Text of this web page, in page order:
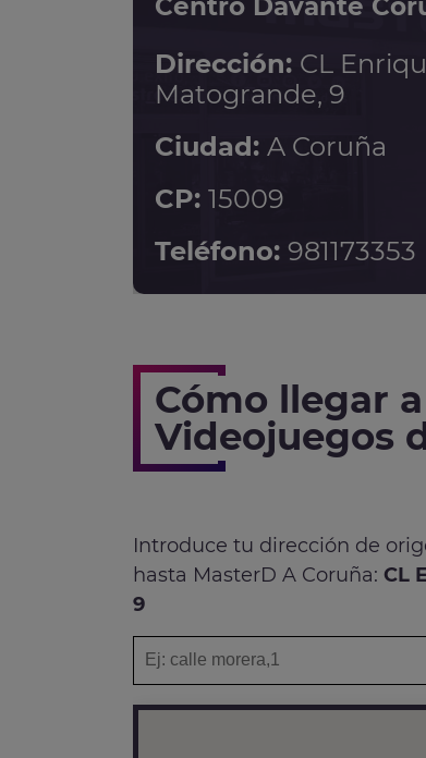
Dirección: CL
Matogrande, 9
Ciudad: A Coruña
CP: 15009
Teléfono: 981173353
Cómo llegar
Videojuegos
Introduce tu dirección de
hasta MasterD A Coruña: CL
9